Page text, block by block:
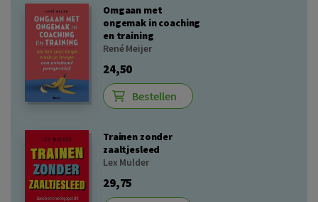
Omgaan met
ongemak in coaching
en training
René Meijer
24,50
Bestellen
Trainen zonder
zaaltjesleed
Lex Mulder
29,75